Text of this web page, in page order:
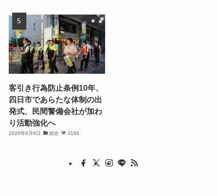
客引き行為防止条例10年、
四日市であらたな体制の出
発式、民間警備会社が加わ
り活動強化へ
2026年8月6日 総合 3166